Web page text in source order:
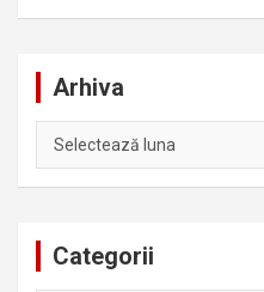
Arhiva
Categorii